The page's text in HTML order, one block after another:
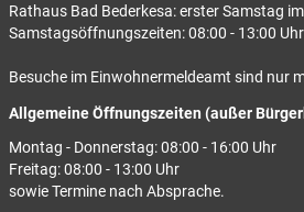
Rathaus Bad Bederkesa: erster Samstag
Samstagsöffnungszeiten: 08:00 - 13:00 Uhr
Besuche im Einwohnermeldeamt sind nur
Allgemeine Öffnungszeiten (außer
Montag - Donnerstag: 08:00 - 16:00 Uhr
Freitag: 08:00 - 13:00 Uhr
sowie Termine nach Absprache.